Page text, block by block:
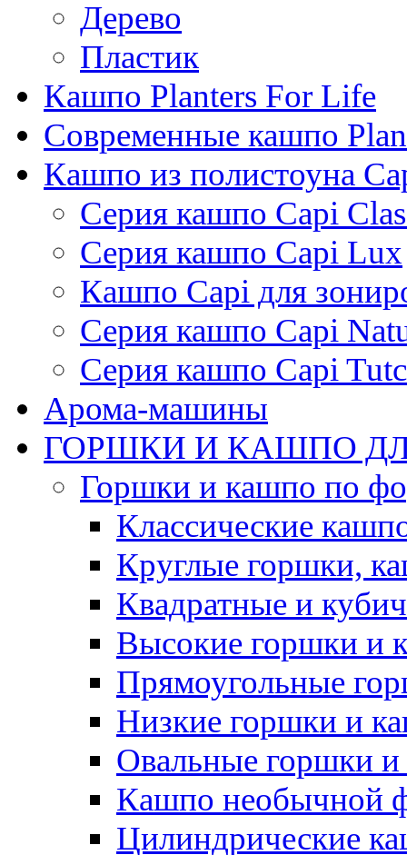
Дерево
Пластик
Кашпо Planters For Life
Современные кашпо
Кашпо из полистоуна
Серия кашпо Capi
Серия кашпо Capi Lux
Кашпо Capi для
Серия кашпо Capi
Серия кашпо Capi
Арома-машины
ГОРШКИ И КАШПО
Горшки и кашпо по
Классические
Круглые горшки,
Квадратные и
Высокие горшки и
Прямоугольные
Низкие горшки и
Овальные горшки
Кашпо необычной
Цилиндрические